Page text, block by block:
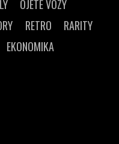
OJETÉ VOZY
RETRO
RARITY
EKONOMIKA